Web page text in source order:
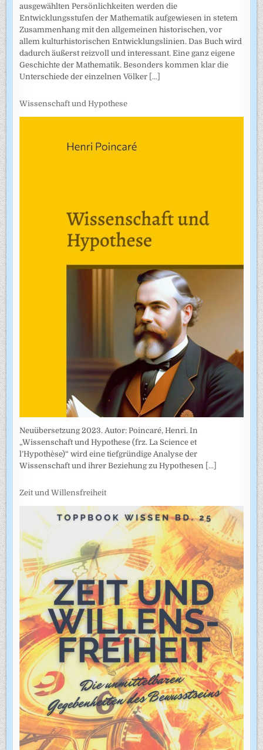
ausgewählten Persönlichkeiten werden die
Entwicklungsstufen der Mathematik aufgewiesen in stetem
Zusammenhang mit den allgemeinen historischen, vor
allem kulturhistorischen Entwicklungslinien. Das Buch wird
dadurch äußerst reizvoll und interessant. Eine ganz eigene
Geschichte der Mathematik. Besonders kommen klar die
Unterschiede der einzelnen Völker [...]
Wissenschaft und Hypothese
Neuübersetzung 2023. Autor: Poincaré, Henri. In
„Wissenschaft und Hypothese (frz. La Science et
l’Hypothèse)“ wird eine tiefgründige Analyse der
Wissenschaft und ihrer Beziehung zu Hypothesen [...]
Zeit und Willensfreiheit